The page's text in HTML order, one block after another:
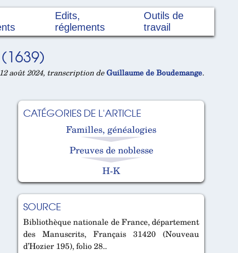
Edits,
réglements
Outils de
travail
août 2024, transcription deGuillaume de Boudemange.
CATÉGORIES DE L'ARTICLE
Familles, généalogies
Preuves de noblesse
H-K
SOURCE
Bibliothèque nationale de France, département
des Manuscrits, Français 31420 (Nouveau
d’Hozier 195), folio 28..